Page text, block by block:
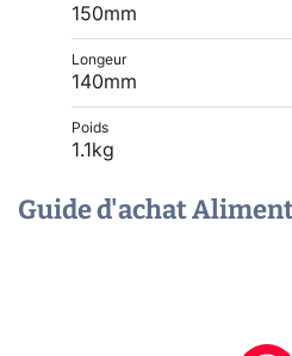
150mm
Longeur
140mm
Poids
1.1kg
Guide d'achat